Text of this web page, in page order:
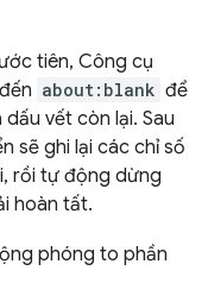
tiên, Công cụ
about:blank để
vết còn lại. Sau
sẽ ghi lại các chỉ số
rồi tự động dừng
hoàn tất.
phóng to phần